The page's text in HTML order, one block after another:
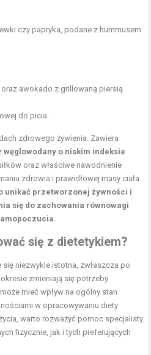
czy papryka, podane z hummusem
awokado z grillowaną piersią
do picia.
zdrowego żywienia. Zawiera
węglowodany o niskim indeksie
oraz właściwe nawodnienie
zdrowia i prawidłowej masy ciała
unikać przetworzonej żywności i
się do zachowania równowagi
się z dietetykiem?
się niezwykle istotna, zwłaszcza po
zmieniają się potrzeby
mieć wpływ na ogólny stan
w opracowywaniu diety
warto rozważyć pomoc specjalisty.
fizycznie, jak i tych preferujących